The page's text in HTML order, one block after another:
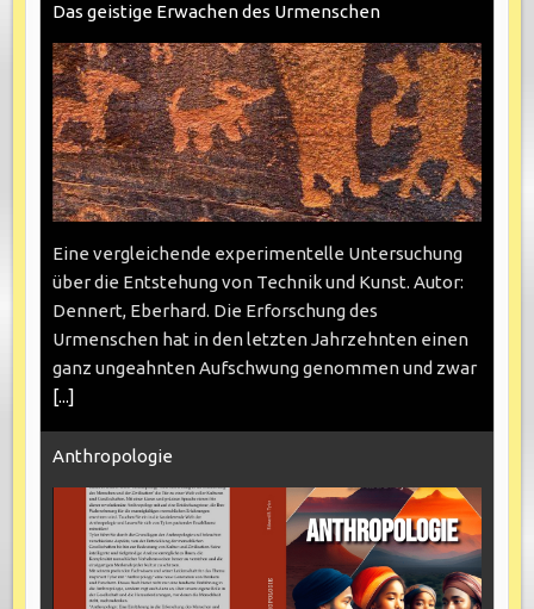
Das geistige Erwachen des Urmenschen
Eine vergleichende experimentelle Untersuchung
über die Entstehung von Technik und Kunst. Autor:
Dennert, Eberhard. Die Erforschung des
Urmenschen hat in den letzten Jahrzehnten einen
ganz ungeahnten Aufschwung genommen und zwar
[...]
Anthropologie